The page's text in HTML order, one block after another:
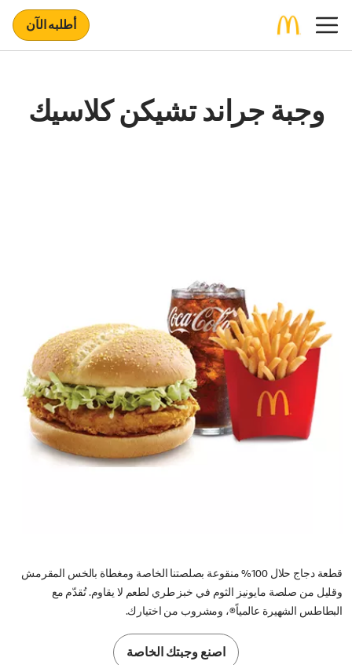
أطلبه الآن
وجبة جراند تشيكن كلاسيك
قطعة دجاج حلال 100% منقوعة بصلصتنا الخاصة ومغطاة بالخس المقرمش
وقليل من صلصة مايونيز الثوم في خبز طري لطعم لا يقاوم. تُقدّم مع
البطاطس الشهيرة عالمياً®، ومشروب من اختيارك.
اصنع وجبتك الخاصة